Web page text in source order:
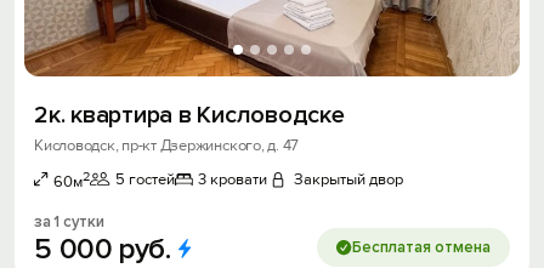
2к. квартира в Кисловодске
Кисловодск, пр-кт Дзержинского, д. 47
60м2 5 гостей 3 кровати Закрытый двор
за 1 сутки
5 000 руб. Бесплатая отмена